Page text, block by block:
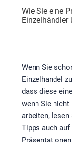
Wie Sie eine
Einzelhändler
Wenn Sie
Einzelhandel
dass diese
wenn Sie nicht
arbeiten, lesen
Tipps auch